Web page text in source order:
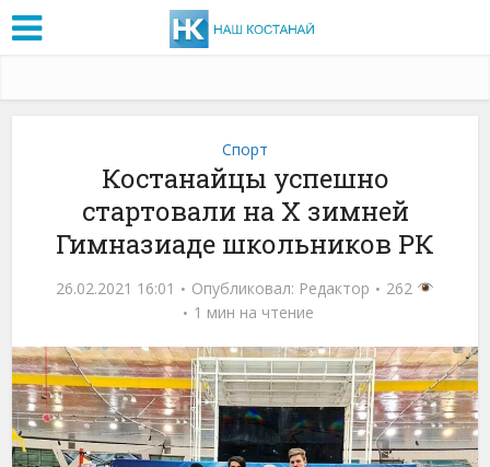
Спорт
Костанайцы успешно
стартовали на Х зимней
Гимназиаде школьников РК
26.02.2021 16:01 Опубликовал: Редактор
262
1 мин на чтение